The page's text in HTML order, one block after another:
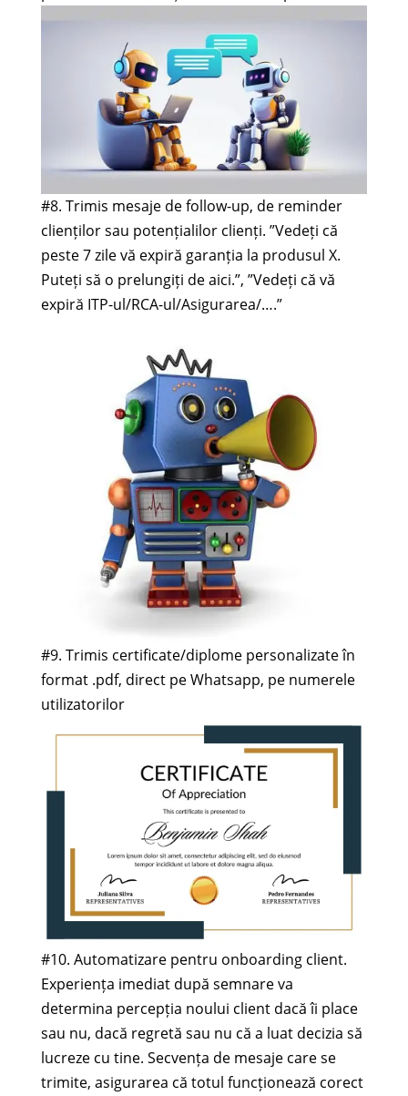
#8. Trimis mesaje de follow-up, de reminder
clienților sau potențialilor clienți. ”Vedeți că
peste 7 zile vă expiră garanția la produsul X.
Puteți să o prelungiți de aici.”, ”Vedeți că vă
expiră ITP-ul/RCA-ul/Asigurarea/….”
#9. Trimis certificate/diplome personalizate în
format .pdf, direct pe Whatsapp, pe numerele
utilizatorilor
#10. Automatizare pentru onboarding client.
Experiența imediat după semnare va
determina percepția noului client dacă îi place
sau nu, dacă regretă sau nu că a luat decizia să
lucreze cu tine. Secvența de mesaje care se
trimite, asigurarea că totul funcționează corect